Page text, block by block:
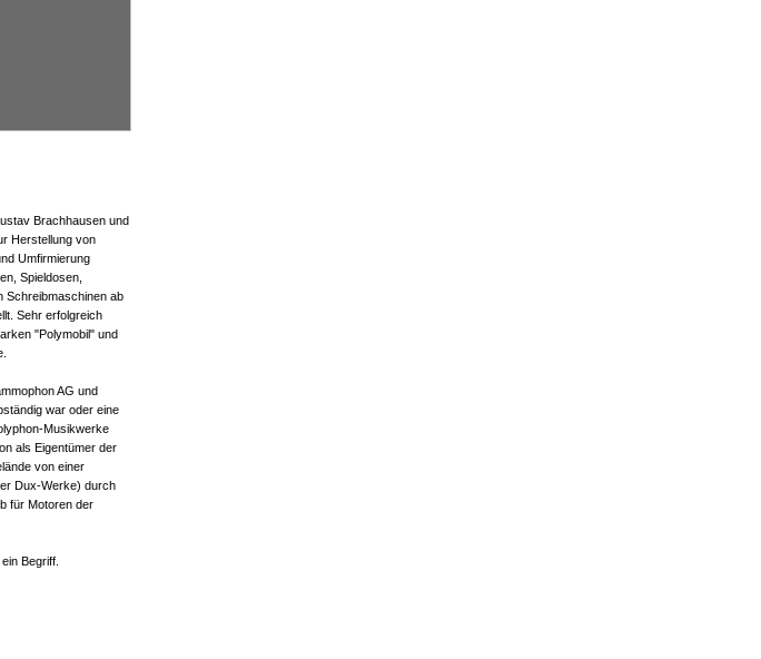
Brachhausen und
Herstellung von
Umfirmierung
Spieldosen,
Schreibmaschinen ab
Sehr erfolgreich
"Polymobil" und
AG und
war oder eine
Musikwerke
als Eigentümer der
von einer
Dux-Werke) durch
für Motoren der
Begriff.